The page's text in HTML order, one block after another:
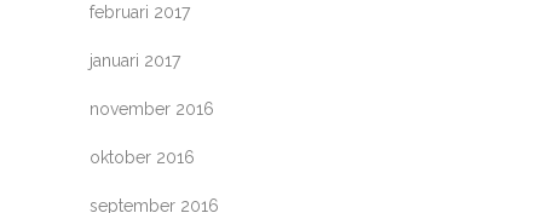
februari 2017
januari 2017
november 2016
oktober 2016
september 2016